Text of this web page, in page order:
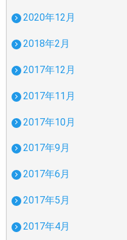
2020年12月
2018年2月
2017年12月
2017年11月
2017年10月
2017年9月
2017年6月
2017年5月
2017年4月